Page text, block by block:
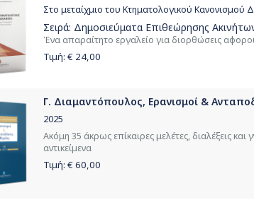
Στο μεταίχμιο του Κτηματολογικού Κανονισμού
Σειρά: Δημοσιεύματα Επιθεώρησης
Ένα απαραίτητο εργαλείο για διορθώσεις
Τιμή: € 24,00
Γ. Διαμαντόπουλος, Ερανισμοί &
2025
Ακόμη 35 άκρως επίκαιρες μελέτες, διαλέξεις
αντικείμενα
Τιμή: € 60,00